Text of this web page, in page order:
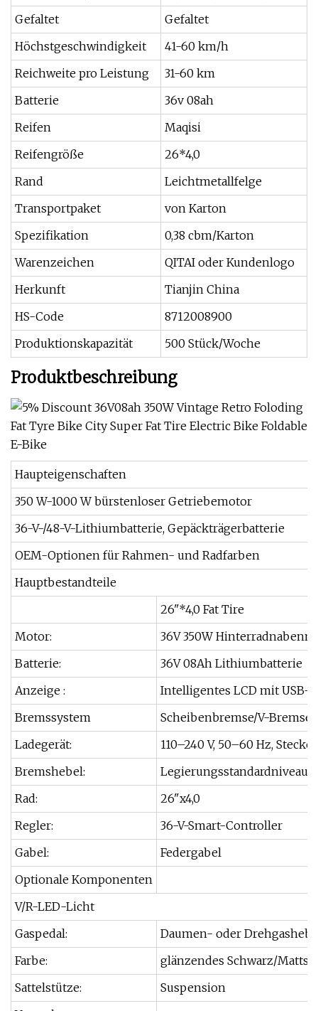
Gefaltet
Gefaltet
Höchstgeschwindigkeit
41-60 km/h
Reichweite pro Leistung
31-60 km
Batterie
36v 08ah
Reifen
Maqisi
Reifengröße
26*4,0
Rand
Leichtmetallfelge
Transportpaket
von Karton
Spezifikation
0,38 cbm/Karton
Warenzeichen
QITAI oder Kundenlogo
Herkunft
Tianjin China
HS-Code
8712008900
Produktionskapazität
500 Stück/Woche
Produktbeschreibung
Haupteigenschaften
350 W-1000 W bürstenloser Getriebemotor
36-V-/48-V-Lithiumbatterie, Gepäckträgerbatterie
OEM-Optionen für Rahmen- und Radfarben
Hauptbestandteile
26"*4,0 Fat Tire
Motor:
36V 350W
Batterie:
36V 08Ah Lithiumbatterie
Anzeige :
Intelligentes LCD mit USB-
Bremssystem
Scheibenbremse/V-Bremse
Ladegerät:
110–240 V, 50–60 Hz,
Bremshebel:
Legierungsstandardniveau
Rad:
26"x4,0
Regler:
36-V-Smart-Controller
Gabel:
Federgabel
Optionale Komponenten
V/R-LED-Licht
Gaspedal:
Daumen- oder
Farbe:
glänzendes Schwarz/
Sattelstütze:
Suspension